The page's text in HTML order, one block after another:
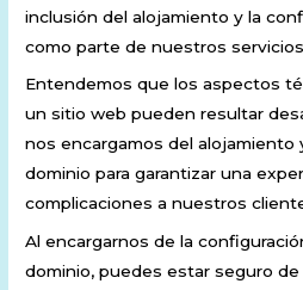
inclusión del alojamiento y la
como parte de nuestros
Entendemos que los aspectos
un sitio web pueden resultar
nos encargamos del alojamiento
dominio para garantizar una
complicaciones a nuestros
Al encargarnos de la
dominio, puedes estar seguro